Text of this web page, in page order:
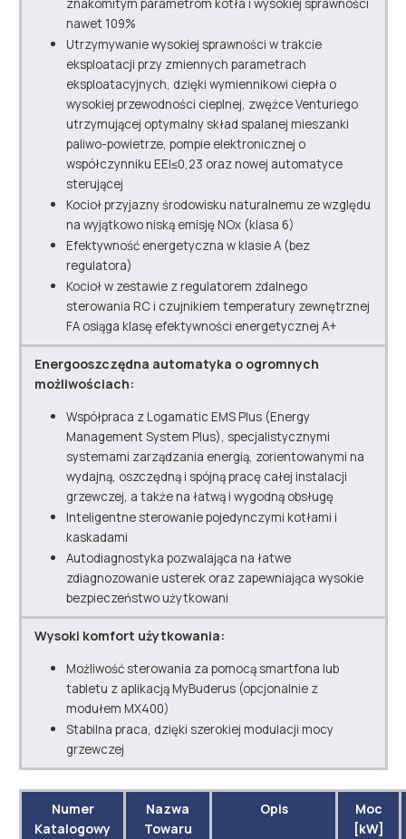
znakomitym parametrom kotła i wysokiej sprawności
nawet 109%
Utrzymywanie wysokiej sprawności w trakcie
eksploatacji przy zmiennych parametrach
eksploatacyjnych, dzięki wymiennikowi ciepła o
wysokiej przewodności cieplnej, zwężce Venturiego
utrzymującej optymalny skład spalanej mieszanki
paliwo-powietrze, pompie elektronicznej o
współczynniku EEI≤0,23 oraz nowej automatyce
sterującej
Kocioł przyjazny środowisku naturalnemu ze względu
na wyjątkowo niską emisję NOx (klasa 6)
Efektywność energetyczna w klasie A (bez
regulatora)
Kocioł w zestawie z regulatorem zdalnego
sterowania RC i czujnikiem temperatury zewnętrznej
FA osiąga klasę efektywności energetycznej A+
Energooszczędna automatyka o ogromnych
możliwościach:
Współpraca z Logamatic EMS Plus (Energy
Management System Plus), specjalistycznymi
systemami zarządzania energią, zorientowanymi na
wydajną, oszczędną i spójną pracę całej instalacji
grzewczej, a także na łatwą i wygodną obsługę
Inteligentne sterowanie pojedynczymi kotłami i
kaskadami
Autodiagnostyka pozwalająca na łatwe
zdiagnozowanie usterek oraz zapewniająca wysokie
bezpieczeństwo użytkowani
Wysoki komfort użytkowania:
Możliwość sterowania za pomocą smartfona lub
tabletu z aplikacją MyBuderus (opcjonalnie z
modułem MX400)
Stabilna praca, dzięki szerokiej modulacji mocy
grzewczej
Numer
Katalogowy
Nazwa
Towaru
Opis
Moc
[kW]